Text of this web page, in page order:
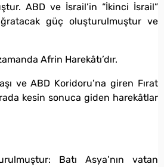
ABD ve İsrail’in “İkinci İsrail”
güç oluşturulmuştur ve
Afrin Harekâtı’dır.
ve ABD Koridoru’na giren Fırat
kesin sonuca giden harekâtlar
Batı Asya’nın vatan